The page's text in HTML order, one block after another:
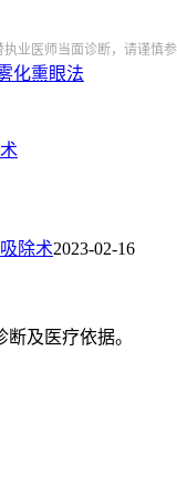
业医师当面诊断，请谨慎
化熏眼法
除术2023-02-16
及医疗依据。